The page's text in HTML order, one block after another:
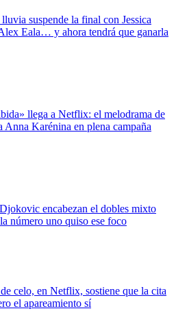
suspende la final con Jessica
Eala… y ahora tendrá que ganarla
llega a Netflix: el melodrama de
Anna Karénina en plena campaña
encabezan el dobles mixto
número uno quiso ese foco
celo, en Netflix, sostiene que la cita
el apareamiento sí